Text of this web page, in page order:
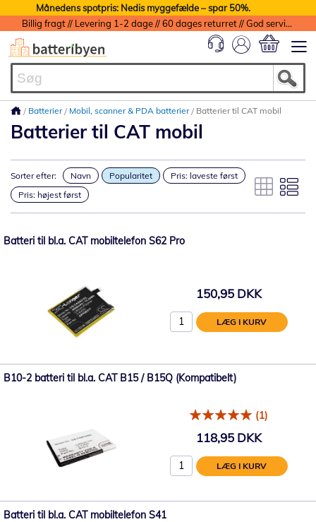
Månedens spotpris: Nedis myggefælde – spar 50%.
Billig fragt // Levering 1-2 dage // 60 dages returret // God service med garanti
Batterier Mobil, scanner & PDA batterier Batterier til CAT mobil
Batterier til CAT mobil
Sorter efter: Navn Popularitet
Pris: laveste først
Pris: højest først
Batteri til bl.a. CAT mobiltelefon S62 Pro
150,95 DKK
LÆG I KURV
B10-2 batteri til bl.a. CAT B15 / B15Q (Kompatibelt)
(1)
118,95 DKK
LÆG I KURV
Batteri til bl.a. CAT mobiltelefon S41